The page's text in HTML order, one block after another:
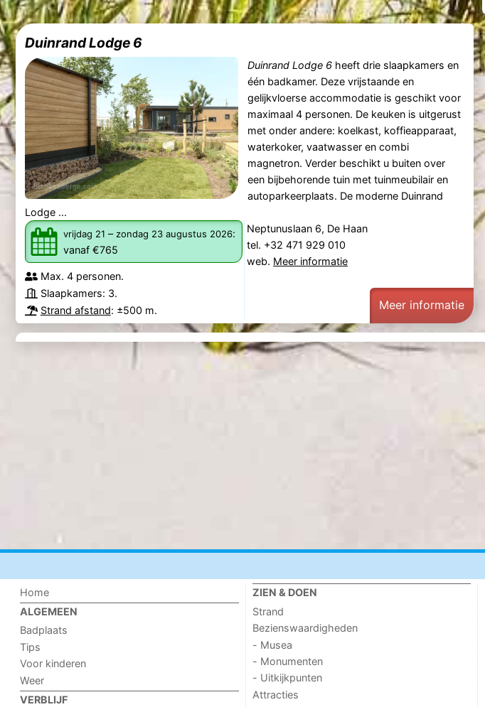
Duinrand Lodge 6
Duinrand Lodge 6heeft drie slaapkamers en
één badkamer. Deze vrijstaande en
gelijkvloerse accommodatie is geschikt voor
maximaal 4 personen. De keuken is uitgerust
met onder andere: koelkast, koffieapparaat,
waterkoker, vaatwasser en combi
magnetron. Verder beschikt u buiten over
een bijbehorende tuin met tuinmeubilair en
autoparkeerplaats. De moderne Duinrand
Lodge ...
vrijdag 21 – zondag 23 augustus 2026:
vanaf €765
Max. 4 personen.
Slaapkamers: 3.
Strand afstand: ±500 m.
Neptunuslaan 6, De Haan
tel. +32 471 929 010
web. Meer informatie
Meer informatie
Home
ALGEMEEN
Badplaats
Tips
Voor kinderen
Weer
VERBLIJF
ZIEN & DOEN
Strand
Bezienswaardigheden
- Musea
- Monumenten
- Uitkijkpunten
Attracties